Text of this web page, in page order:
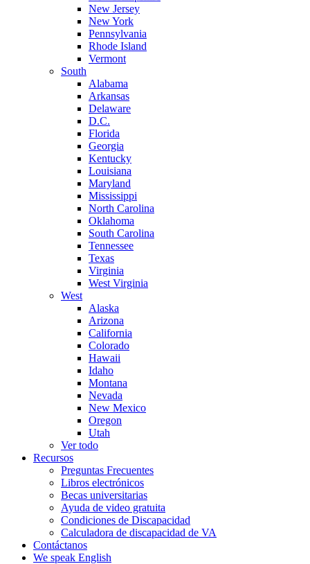
New Jersey
New York
Pennsylvania
Rhode Island
Vermont
South
Alabama
Arkansas
Delaware
D.C.
Florida
Georgia
Kentucky
Louisiana
Maryland
Mississippi
North Carolina
Oklahoma
South Carolina
Tennessee
Texas
Virginia
West Virginia
West
Alaska
Arizona
California
Colorado
Hawaii
Idaho
Montana
Nevada
New Mexico
Oregon
Utah
Ver todo
Recursos
Preguntas Frecuentes
Libros electrónicos
Becas universitarias
Ayuda de video gratuita
Condiciones de Discapacidad
Calculadora de discapacidad de VA
Contáctanos
We speak English